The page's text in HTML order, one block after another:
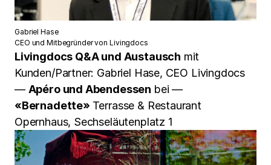
Gabriel Hase
CEO und Mitbegründer von Livingdocs
Livingdocs Q&A und Austausch mit
Kunden/Partner: Gabriel Hase, CEO Livingdocs
— Apéro und Abendessen bei —
«Bernadette» Terrasse & Restaurant
Opernhaus, Sechseläutenplatz 1